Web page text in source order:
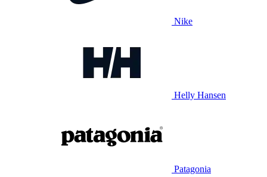
Nike
Helly Hansen
Patagonia